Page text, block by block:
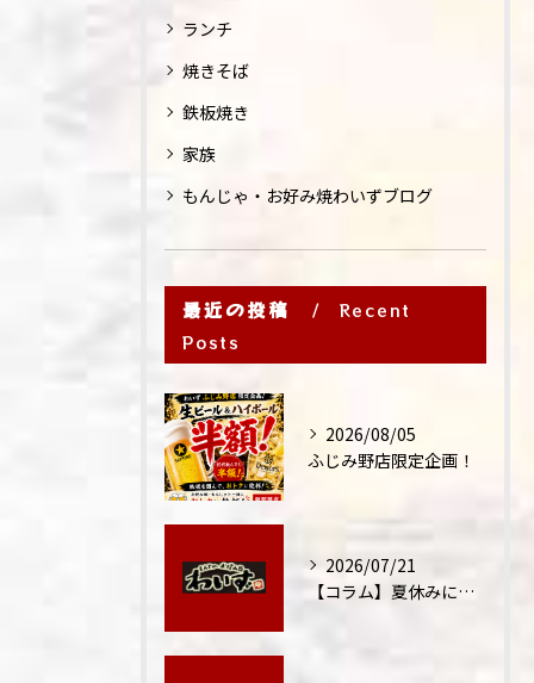
ランチ
焼きそば
鉄板焼き
家族
もんじゃ・お好み焼わいずブログ
最近の投稿
Recent
Posts
2026/08/05
ふじみ野店限定企画！
2026/07/21
【コラム】夏休みに家族外食が増える理由